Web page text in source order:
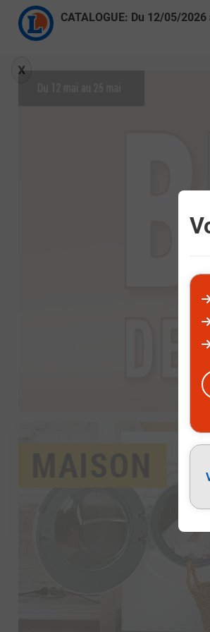
CATALOGUE: Du 12/05/2026
X